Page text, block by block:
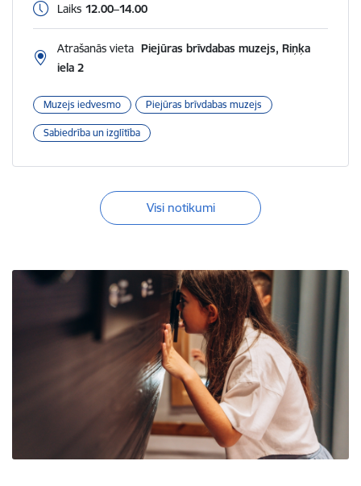
Laiks 12.00–14.00
Atrašanās vieta Piejūras brīvdabas muzejs, Riņķa
iela 2
Muzejs iedvesmo Piejūras brīvdabas muzejs
Sabiedrība un izglītība
Visi notikumi